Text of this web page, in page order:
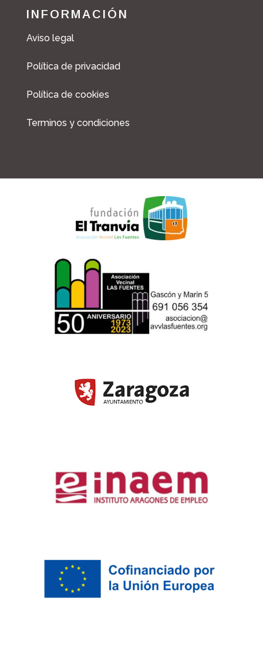
INFORMACIÓN
Aviso legal
Política de privacidad
Política de cookies
Terminos y condiciones